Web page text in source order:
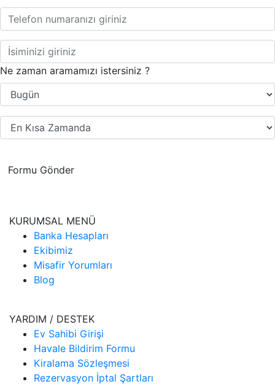
Ne zaman aramamızı istersiniz ?
Formu Gönder
KURUMSAL MENÜ
Banka Hesapları
Ekibimiz
Misafir Yorumları
Blog
YARDIM / DESTEK
Ev Sahibi Girişi
Havale Bildirim Formu
Kiralama Sözleşmesi
Rezervasyon İptal Şartları